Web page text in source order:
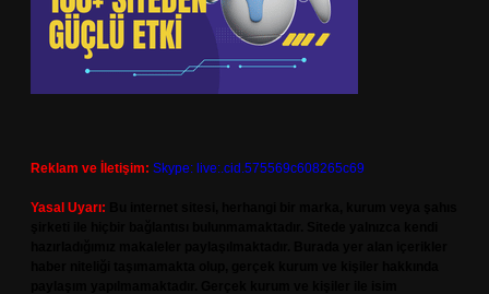
Reklam ve İletişim: Skype: live:.cid.575569c608265c69
Yasal Uyarı: